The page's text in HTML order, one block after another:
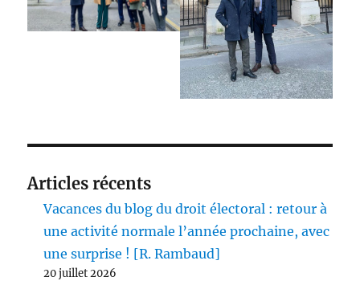
Articles récents
Vacances du blog du droit électoral : retour à
une activité normale l’année prochaine, avec
une surprise ! [R. Rambaud]
20 juillet 2026